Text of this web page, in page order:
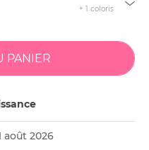
+ 1 coloris
août 2026